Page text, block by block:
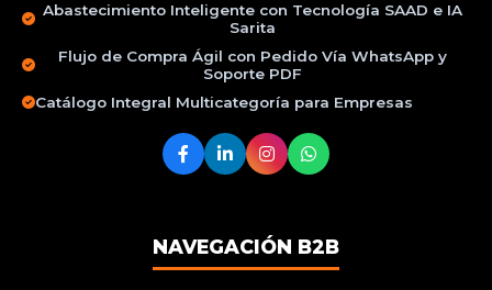
Abastecimiento Inteligente con Tecnología SAAD e IA
Sarita
Flujo de Compra Ágil con Pedido Vía WhatsApp y
Soporte PDF
Catálogo Integral Multicategoría para Empresas
NAVEGACIÓN B2B